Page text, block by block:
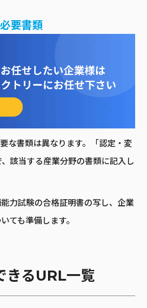
要書類
な書類は異なります。「認定・変
該当する産業分野の書類に記入し
力試験の合格証明書の写し、企業
ても準備します。
きるURL一覧